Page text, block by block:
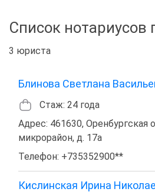
Список нотариусов
3 юриста
Блинова Светлана
Стаж: 24 года
Адрес: 461630, Оренбургская
микрорайон, д. 17а
Телефон: +735352900**
Кислинская Ирина